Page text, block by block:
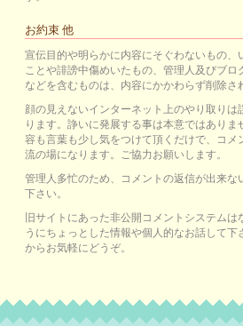
お約束 他
宣伝目的や明らかに内容にそぐわないもの、
ことや誹謗中傷めいたもの、管理人及びブロ
などを含むものは、内容にかかわらず削除さ
顔の見えないインターネット上のやり取りは
ります。諍いに発展する事は本意ではありま
容も言葉も少し気をつけて頂くだけで、コメ
流の場になります。ご協力お願いします。
管理人多忙のため、コメントの返信が出来な
下さい。
旧サイトにあった非公開コメントシステムは
うにちょっとした情報や個人的なお話して下
からお気軽にどうぞ。